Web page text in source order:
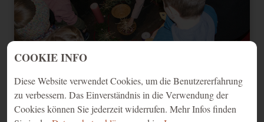
Wortgottesfeier für Groß und Klein - 10
COOKIE INFO
Diese Website verwendet Cookies, um die Benutzererfahrung
zu verbessern. Das Einverständnis in die Verwendung der
Cookies können Sie jederzeit widerrufen. Mehr Infos finden